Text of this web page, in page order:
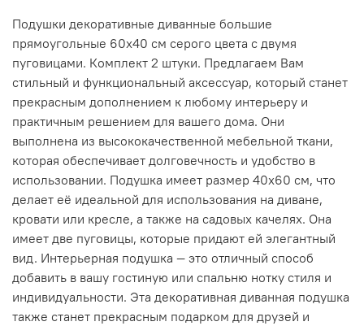
Подушки декоративные диванные большие
прямоугольные 60х40 см серого цвета с двумя
пуговицами. Комплект 2 штуки. Предлагаем Вам
стильный и функциональный аксессуар, который станет
прекрасным дополнением к любому интерьеру и
практичным решением для вашего дома. Они
выполнена из высококачественной мебельной ткани,
которая обеспечивает долговечность и удобство в
использовании. Подушка имеет размер 40x60 см, что
делает её идеальной для использования на диване,
кровати или кресле, а также на садовых качелях. Она
имеет две пуговицы, которые придают ей элегантный
вид. Интерьерная подушка — это отличный способ
добавить в вашу гостиную или спальню нотку стиля и
индивидуальности. Эта декоративная диванная подушка
также станет прекрасным подарком для друзей и